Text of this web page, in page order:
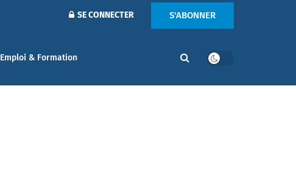
SE CONNECTER S'ABONNER
Emploi & Formation